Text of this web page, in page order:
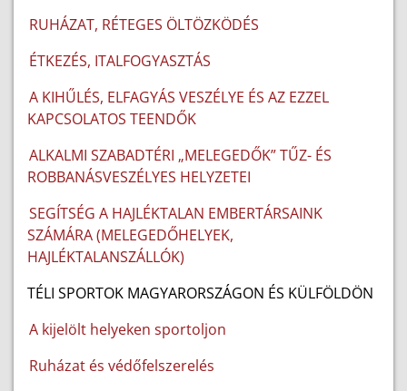
RUHÁZAT, RÉTEGES ÖLTÖZKÖDÉS
ÉTKEZÉS, ITALFOGYASZTÁS
A KIHŰLÉS, ELFAGYÁS VESZÉLYE ÉS AZ EZZEL
KAPCSOLATOS TEENDŐK
ALKALMI SZABADTÉRI „MELEGEDŐK” TŰZ- ÉS
ROBBANÁSVESZÉLYES HELYZETEI
SEGÍTSÉG A HAJLÉKTALAN EMBERTÁRSAINK
SZÁMÁRA (MELEGEDŐHELYEK,
HAJLÉKTALANSZÁLLÓK)
TÉLI SPORTOK MAGYARORSZÁGON ÉS KÜLFÖLDÖN
A kijelölt helyeken sportoljon
Ruházat és védőfelszerelés